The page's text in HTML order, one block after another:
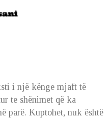
i një kënge mjaft të
te shënimet që ka
parë. Kuptohet, nuk është